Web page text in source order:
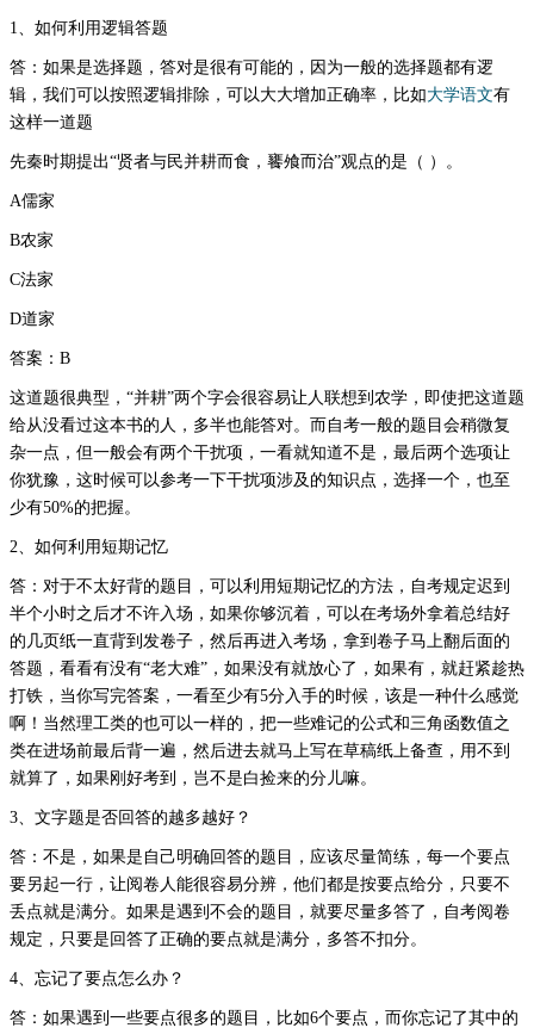
1、如何利用逻辑答题
答： 如果是选择题，答对是很有可能的，因为一般的选择题都有逻
辑，我们可以按照逻辑排除，可以大大增加正确率，比如大学语文有
这样一道题
先秦时期提出“贤者与民并耕而食，饔飧而治”观点的是（ ）。
A儒家
B农家
C法家
D道家
答案：B
这道题很典型，“并耕”两个字会很容易让人联想到农学，即使把这道题
给从没看过这本书的人，多半也能答对。而自考一般的题目会稍微复
杂一点，但一般会有两个干扰项，一看就知道不是，最后两个选项让
你犹豫，这时候可以参考一下干扰项涉及的知识点，选择一个，也至
少有50%的把握。
2、如何利用短期记忆
答： 对于不太好背的题目，可以利用短期记忆的方法，自考规定迟到
半个小时之后才不许入场，如果你够沉着，可以在考场外拿着总结好
的几页纸一直背到发卷子，然后再进入考场，拿到卷子马上翻后面的
答题，看看有没有“老大难”，如果没有就放心了，如果有，就赶紧趁热
打铁，当你写完答案，一看至少有5分入手的时候，该是一种什么感觉
啊！当然理工类的也可以一样的，把一些难记的公式和三角函数值之
类在进场前最后背一遍，然后进去就马上写在草稿纸上备查，用不到
就算了，如果刚好考到，岂不是白捡来的分儿嘛。
3、文字题是否回答的越多越好？
答： 不是，如果是自己明确回答的题目，应该尽量简练，每一个要点
要另起一行，让阅卷人能很容易分辨，他们都是按要点给分，只要不
丢点就是满分。如果是遇到不会的题目，就要尽量多答了，自考阅卷
规定，只要是回答了正确的要点就是满分，多答不扣分。
4、忘记了要点怎么办？
答： 如果遇到一些要点很多的题目，比如6个要点，而你忘记了其中的